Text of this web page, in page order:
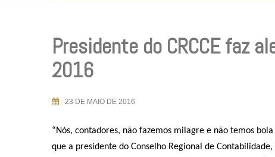
Presidente do CRCCE faz
2016
23 DE MAIO DE 2016
“Nós, contadores, não fazemos milagre e não temos
que a presidente do Conselho Regional de